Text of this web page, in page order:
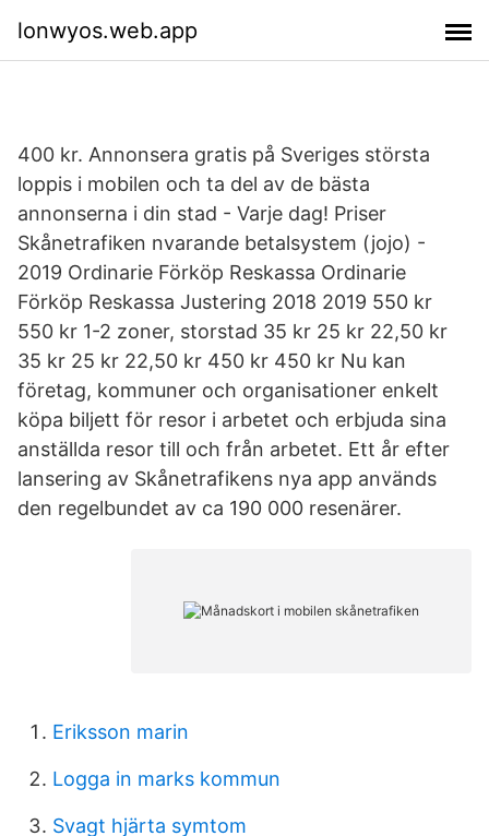
lonwyos.web.app
400 kr. Annonsera gratis på Sveriges största
loppis i mobilen och ta del av de bästa
annonserna i din stad - Varje dag! Priser
Skånetrafiken nvarande betalsystem (jojo) -
2019 Ordinarie Förköp Reskassa Ordinarie
Förköp Reskassa Justering 2018 2019 550 kr
550 kr 1-2 zoner, storstad 35 kr 25 kr 22,50 kr
35 kr 25 kr 22,50 kr 450 kr 450 kr Nu kan
företag, kommuner och organisationer enkelt
köpa biljett för resor i arbetet och erbjuda sina
anställda resor till och från arbetet. Ett år efter
lansering av Skånetrafikens nya app används
den regelbundet av ca 190 000 resenärer.
Eriksson marin
Logga in marks kommun
Svagt hjärta symtom